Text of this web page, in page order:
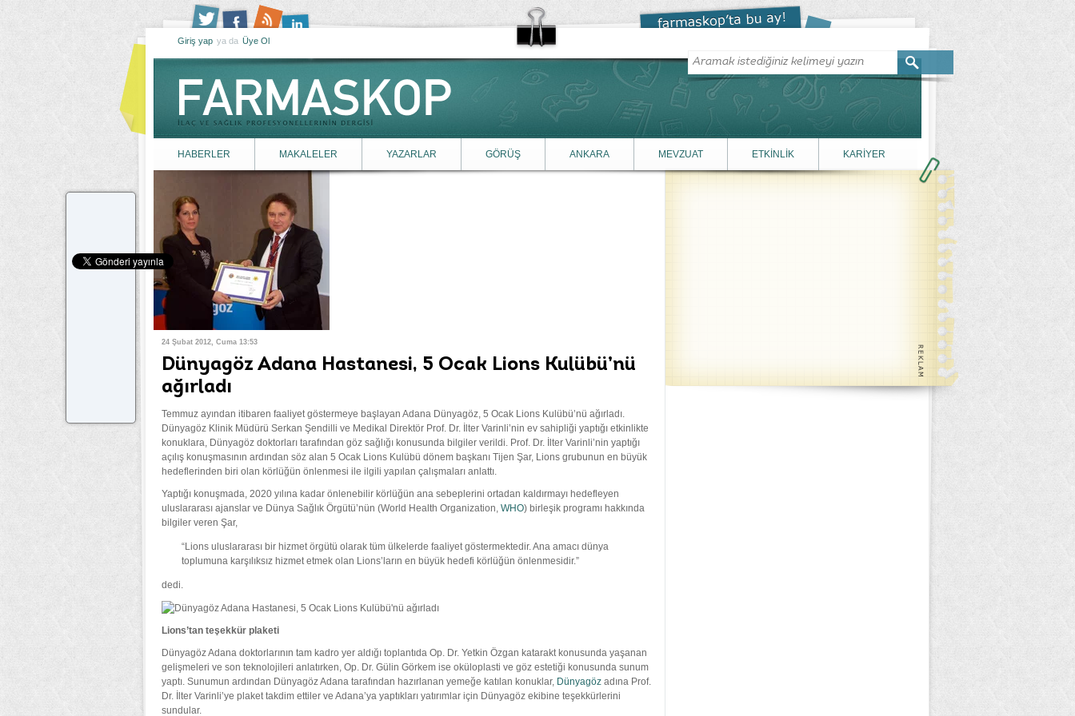
Giriş yap ya da Üye Ol
HABERLER MAKALELER YAZARLAR GÖRÜŞ ANKARA MEVZUAT ETKİNLİK KARİYER
24 Şubat 2012, Cuma 13:53
Dünyagöz Adana Hastanesi, 5 Ocak Lions Kulübü’nü
ağırladı
Temmuz ayından itibaren faaliyet göstermeye başlayan Adana Dünyagöz, 5 Ocak Lions Kulübü’nü ağırladı.
Dünyagöz Klinik Müdürü Serkan Şendilli ve Medikal Direktör Prof. Dr. İlter Varinli’nin ev sahipliği yaptığı etkinlikte
konuklara, Dünyagöz doktorları tarafından göz sağlığı konusunda bilgiler verildi. Prof. Dr. İlter Varinli’nin yaptığı
açılış konuşmasının ardından söz alan 5 Ocak Lions Kulübü dönem başkanı Tijen Şar, Lions grubunun en büyük
hedeflerinden biri olan körlüğün önlenmesi ile ilgili yapılan çalışmaları anlattı.
Yaptığı konuşmada, 2020 yılına kadar önlenebilir körlüğün ana sebeplerini ortadan kaldırmayı hedefleyen
uluslararası ajanslar ve Dünya Sağlık Örgütü’nün (World Health Organization, WHO) birleşik programı hakkında
bilgiler veren Şar,
“Lions uluslararası bir hizmet örgütü olarak tüm ülkelerde faaliyet göstermektedir. Ana amacı dünya
toplumuna karşılıksız hizmet etmek olan Lions’ların en büyük hedefi körlüğün önlenmesidir.”
dedi.
Lions’tan teşekkür plaketi
Dünyagöz Adana doktorlarının tam kadro yer aldığı toplantıda Op. Dr. Yetkin Özgan katarakt konusunda yaşanan
gelişmeleri ve son teknolojileri anlatırken, Op. Dr. Gülin Görkem ise oküloplasti ve göz estetiği konusunda sunum
yaptı. Sunumun ardından Dünyagöz Adana tarafından hazırlanan yemeğe katılan konuklar, Dünyagöz adına Prof.
Dr. İlter Varinli’ye plaket takdim ettiler ve Adana’ya yaptıkları yatırımlar için Dünyagöz ekibine teşekkürlerini
sundular.